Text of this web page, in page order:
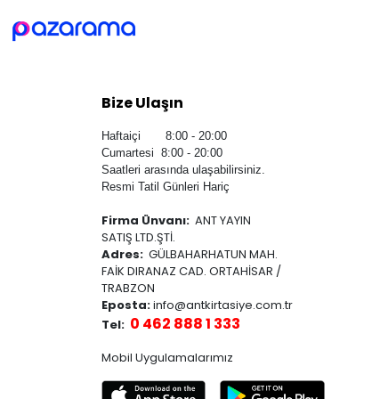
Bize Ulaşın
Haftaiçi 8:00 - 20:00
Cumartesi 8:00 - 20:00
Saatleri arasında ulaşabilirsiniz.
Resmi Tatil Günleri Hariç
Firma Ünvanı: ANT YAYIN
SATIŞ LTD.ŞTİ.
Adres: GÜLBAHARHATUN MAH.
FAİK DIRANAZ CAD. ORTAHİSAR /
TRABZON
Eposta:info@antkirtasiye.com.tr
Tel: 0 462 888 1 333
Mobil Uygulamalarımız